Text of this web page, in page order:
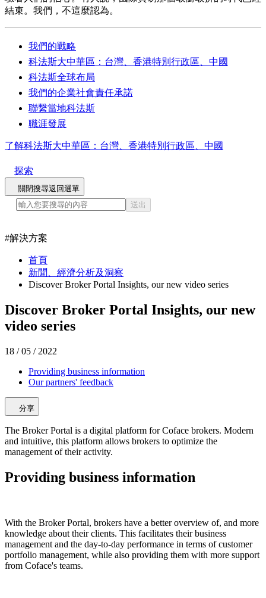
結束。我們，不這麼認為。
我們的戰略
科法斯大中華區：台灣、香港特別行政區、中國
科法斯全球布局
我們的企業社會責任承諾
聯繫當地科法斯
職涯發展
了解科法斯大中華區：台灣、香港特別行政區、中國
探索
關閉搜尋返回選單
送出
#解決方案
首頁
新聞、經濟分析及洞察
Discover Broker Portal Insights, our new video series
Discover Broker Portal Insights, our new
video series
18 / 05 / 2022
Providing business information
Our partners' feedback
分享
The Broker Portal is a digital platform for Coface brokers. Modern
and intuitive, this platform allows brokers to optimize the
management of their activity.
Providing business information
With the Broker Portal, brokers have a better overview of, and more
knowledge about their clients. This facilitates their business
management and the day-to-day performance in terms of customer
portfolio management, while also providing them with more support
from Coface's teams.